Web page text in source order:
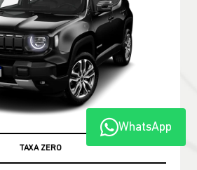
TABELA FIPE
WhatsApp